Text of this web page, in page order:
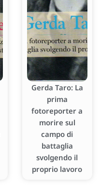
Gerda Taro: La
prima
fotoreporter a
morire sul
campo di
battaglia
svolgendo il
proprio lavoro